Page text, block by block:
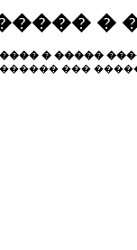
�
� �����
���